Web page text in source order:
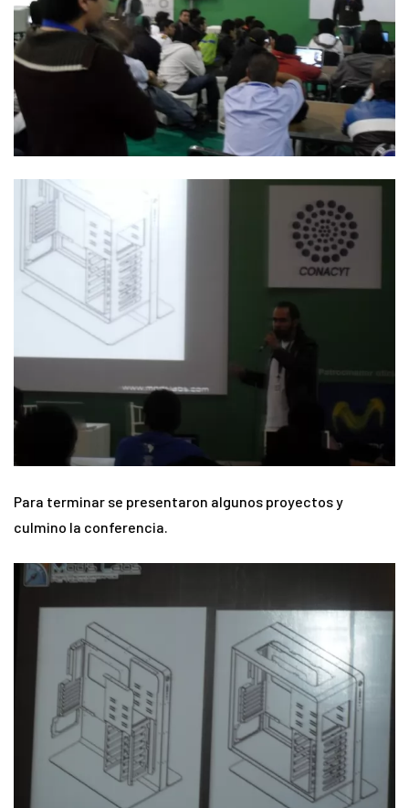
Para terminar se presentaron algunos proyectos y
culmino la conferencia.